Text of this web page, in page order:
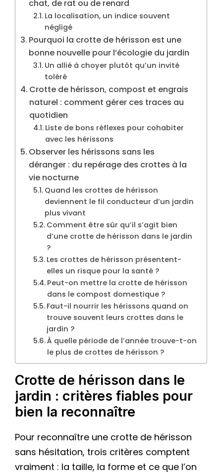
chat, de rat ou de renard
La localisation, un indice souvent
négligé
Pourquoi la crotte de hérisson est une
bonne nouvelle pour l’écologie du jardin
Un allié à choyer plutôt qu’un invité
toléré
Crotte de hérisson, compost et engrais
naturel : comment gérer ces traces au
quotidien
Liste de bons réflexes pour cohabiter
avec les hérissons
Observer les hérissons sans les
déranger : du repérage des crottes à la
vie nocturne
Quand les crottes de hérisson
deviennent le fil conducteur d’un jardin
plus vivant
Comment être sûr qu’il s’agit bien
d’une crotte de hérisson dans le jardin
?
Les crottes de hérisson présentent-
elles un risque pour la santé ?
Peut-on mettre la crotte de hérisson
dans le compost domestique ?
Faut-il nourrir les hérissons quand on
trouve souvent leurs crottes dans le
jardin ?
À quelle période de l’année trouve-t-on
le plus de crottes de hérisson ?
Crotte de hérisson dans le
jardin : critères fiables pour
bien la reconnaître
Pour reconnaître une crotte de hérisson
sans hésitation, trois critères comptent
vraiment : la taille, la forme et ce que l’on